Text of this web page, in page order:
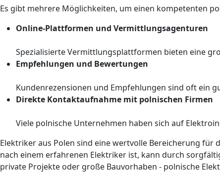
Es gibt mehrere Möglichkeiten, um einen kompetenten
Online-Plattformen und Vermittlungsagenturen
Spezialisierte Vermittlungsplattformen bieten eine
Empfehlungen und Bewertungen
Kundenrezensionen und Empfehlungen sind oft ein
Direkte Kontaktaufnahme mit polnischen Firmen
Viele polnische Unternehmen haben sich auf
Elektriker aus Polen sind eine wertvolle Bereicherung
nach einem erfahrenen Elektriker ist, kann durch
private Projekte oder große Bauvorhaben - polnische